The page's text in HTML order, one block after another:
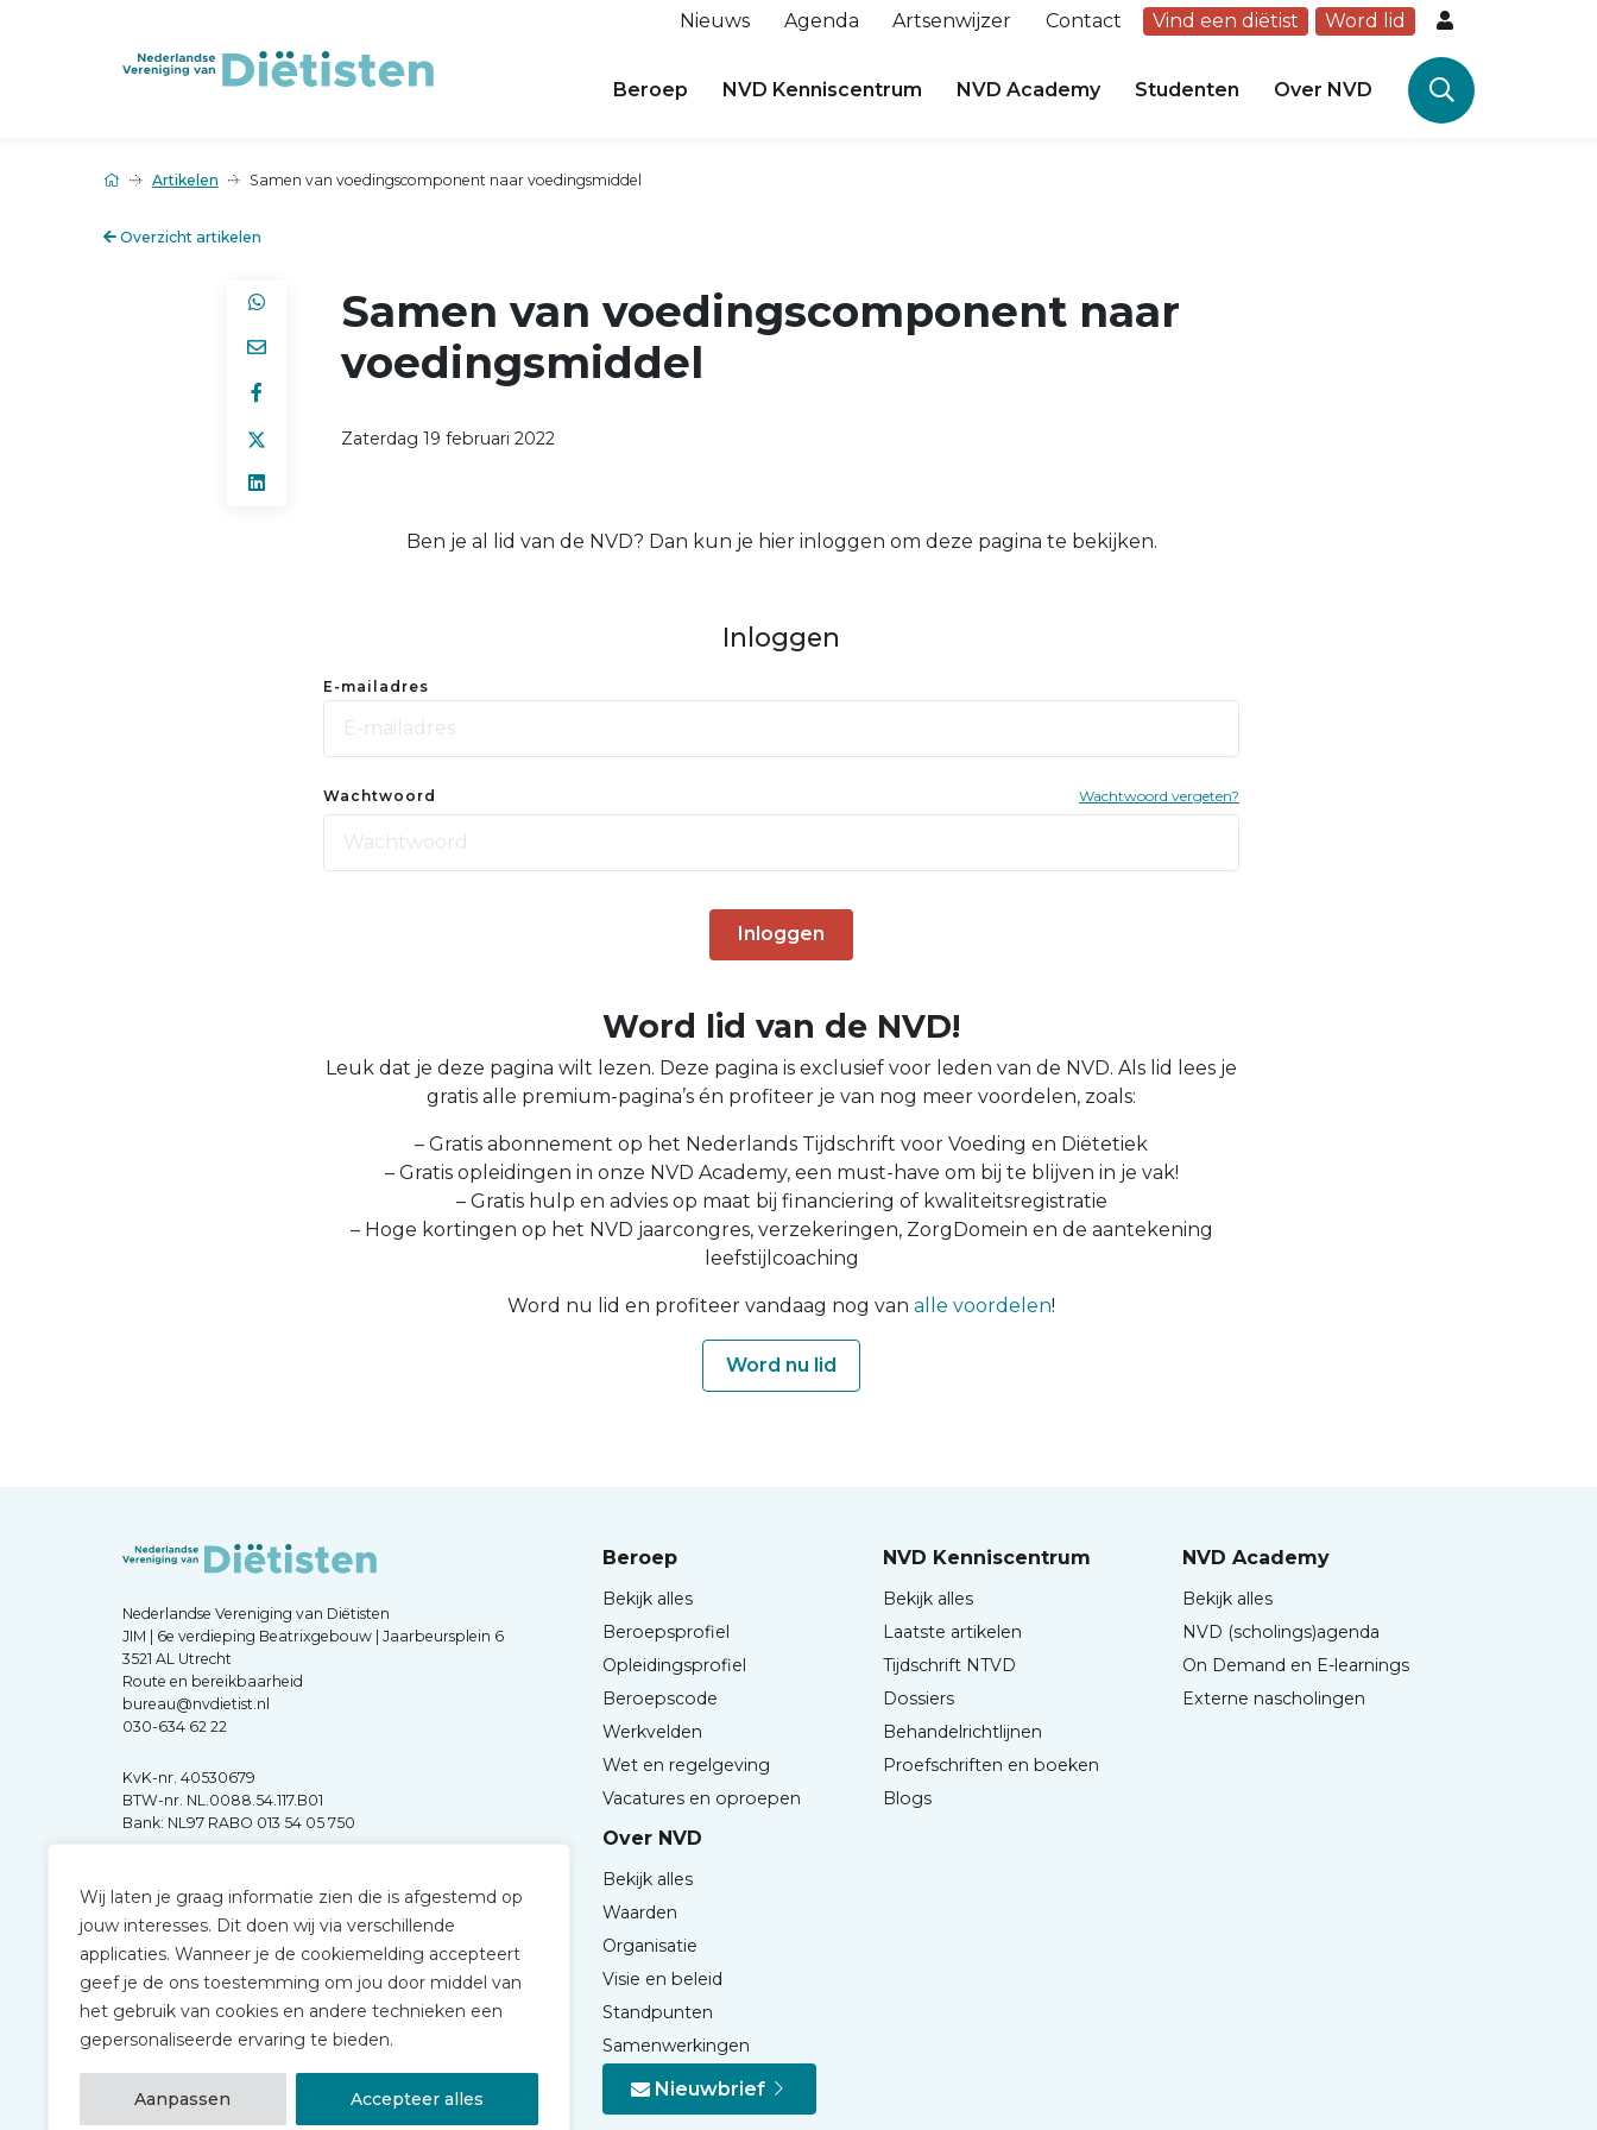
Wij laten je graag informatie zien die is afgestemd op
jouw interesses. Dit doen wij via verschillende
applicaties. Wanneer je de cookiemelding accepteert
geef je de ons toestemming om jou door middel van
het gebruik van cookies en andere technieken een
gepersonaliseerde ervaring te bieden.
Aanpassen
Accepteer alles
Nieuws Agenda Artsenwijzer Contact Vind een diëtist Word lid
Beroep NVD Kenniscentrum NVD Academy Studenten Over NVD
Artikelen Samen van voedingscomponent naar voedingsmiddel
Overzicht artikelen
Samen van voedingscomponent naar
voedingsmiddel
Zaterdag 19 februari 2022
Ben je al lid van de NVD? Dan kun je hier inloggen om deze pagina te bekijken.
Inloggen
E-mailadres
Wachtwoord Wachtwoord vergeten?
Inloggen
Word lid van de NVD!
Leuk dat je deze pagina wilt lezen. Deze pagina is exclusief voor leden van de NVD. Als lid lees je
gratis alle premium-pagina’s én profiteer je van nog meer voordelen, zoals:
– Gratis abonnement op het Nederlands Tijdschrift voor Voeding en Diëtetiek
– Gratis opleidingen in onze NVD Academy, een must-have om bij te blijven in je vak!
– Gratis hulp en advies op maat bij financiering of kwaliteitsregistratie
– Hoge kortingen op het NVD jaarcongres, verzekeringen, ZorgDomein en de aantekening
leefstijlcoaching
Word nu lid en profiteer vandaag nog van alle voordelen!
Word nu lid
Nederlandse Vereniging van Diëtisten
JIM | 6e verdieping Beatrixgebouw | Jaarbeursplein 6
3521 AL Utrecht
Route en bereikbaarheid
bureau@nvdietist.nl
030-634 62 22
KvK-nr. 40530679
BTW-nr. NL.0088.54.117.B01
Bank: NL97 RABO 013 54 05 750
Beroep
Bekijk alles
Beroepsprofiel
Opleidingsprofiel
Beroepscode
Werkvelden
Wet en regelgeving
Vacatures en oproepen
NVD Kenniscentrum
Bekijk alles
Laatste artikelen
Tijdschrift NTVD
Dossiers
Behandelrichtlijnen
Proefschriften en boeken
Blogs
NVD Academy
Bekijk alles
NVD (scholings)agenda
On Demand en E-learnings
Externe nascholingen
Over NVD
Bekijk alles
Waarden
Organisatie
Visie en beleid
Standpunten
Samenwerkingen
Nieuwbrief